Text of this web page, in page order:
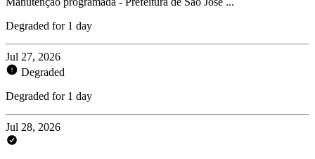
Degraded for 1 day
Jul 27, 2026
Degraded
Degraded for 1 day
Jul 28, 2026